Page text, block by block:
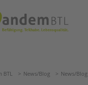
ANGEBOTE
tandem BTL News/Blog
BTL News/Blog News/Blog